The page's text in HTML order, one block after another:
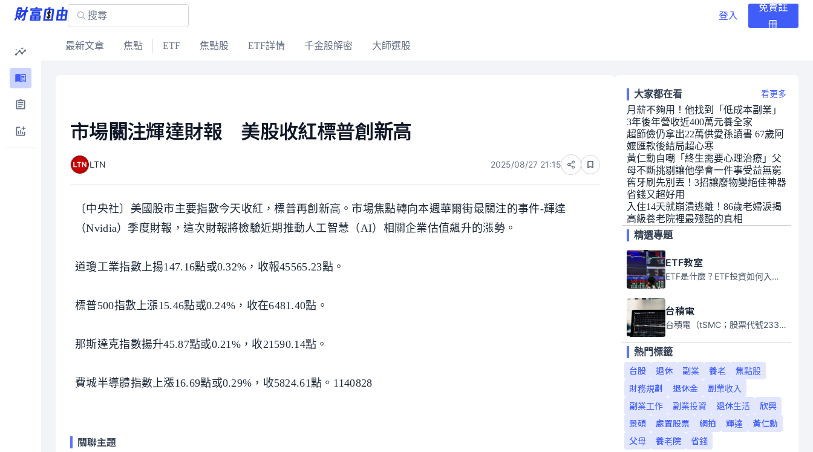
登入
免費註
冊
最新文章 焦點 ETF 焦點股 ETF詳情 千金股解密 大師選股
市場關注輝達財報 美股收紅標普創新高
LTN 2025/08/27 21:15
〔中央社〕美國股市主要指數今天收紅，標普再創新高。市場焦點轉向本週華爾街最關注的事件-輝達
（Nvidia）季度財報，這次財報將檢驗近期推動人工智慧（AI）相關企業估值飆升的漲勢。
道瓊工業指數上揚147.16點或0.32%，收報45565.23點。
標普500指數上漲15.46點或0.24%，收在6481.40點。
那斯達克指數揚升45.87點或0.21%，收21590.14點。
費城半導體指數上漲16.69點或0.29%，收5824.61點。1140828
關聯主題
大家都在看 看更多
月薪不夠用！他找到「低成本副業」
3年後年營收近400萬元養全家
超節儉仍拿出22萬供愛孫讀書 67歲阿
嬤匯款後結局超心寒
黃仁勳自嘲「終生需要心理治療」父
母不斷挑剔讓他學會一件事受益無窮
舊牙刷先別丟！3招讓廢物變絕佳神器
省錢又超好用
入住14天就崩潰逃離！86歲老婦淚揭
高級養老院裡最殘酷的真相
精選專題
ETF教室
ETF是什麼？ETF投資如何入門？本系列專題文章將會告訴你新手必須知道的ETF基礎知識。
台積電
台積電（tSMC；股票代號2330）是全球領先的半導體代工公司，成立於1987年，總部位於台灣新竹。且已於美國、日本、德國及中國設廠，台積電是全球首家專業積體電路製造服務公司，也是全球最先進和最大規模的半導體代工廠。
熱門標籤
台股
退休 副業 養老
焦點股
財務規劃
退休金
副業收入
副業工作
副業投資 退休生活
欣興
景碩
處置股票 網拍 輝達
黃仁勳
父母
養老院 省錢